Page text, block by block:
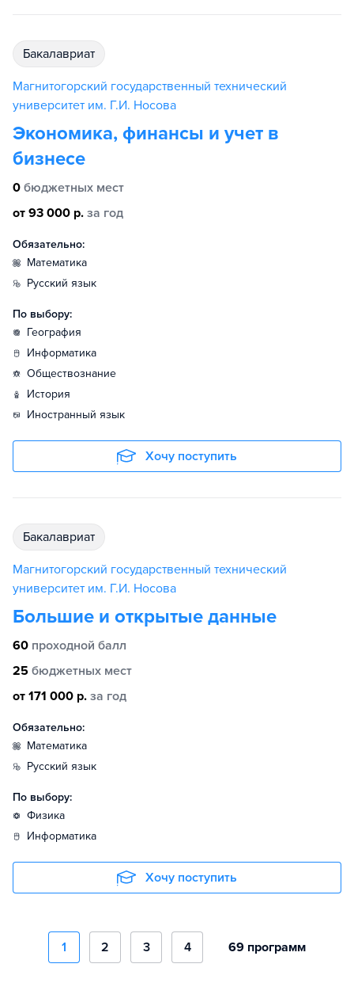
бакалавриат
Магнитогорский государственный технический
университет им. Г.И. Носова
Экономика, финансы и учет в
бизнесе
0 бюджетных мест
от 93 000 р. за год
Обязательно:
математика
русский язык
По выбору:
география
информатика
обществознание
история
иностранный язык
Хочу поступить
бакалавриат
Магнитогорский государственный технический
университет им. Г.И. Носова
Большие и открытые данные
60 проходной балл
25 бюджетных мест
от 171 000 р. за год
Обязательно:
математика
русский язык
По выбору:
физика
информатика
Хочу поступить
1 2 3 4 69 программ